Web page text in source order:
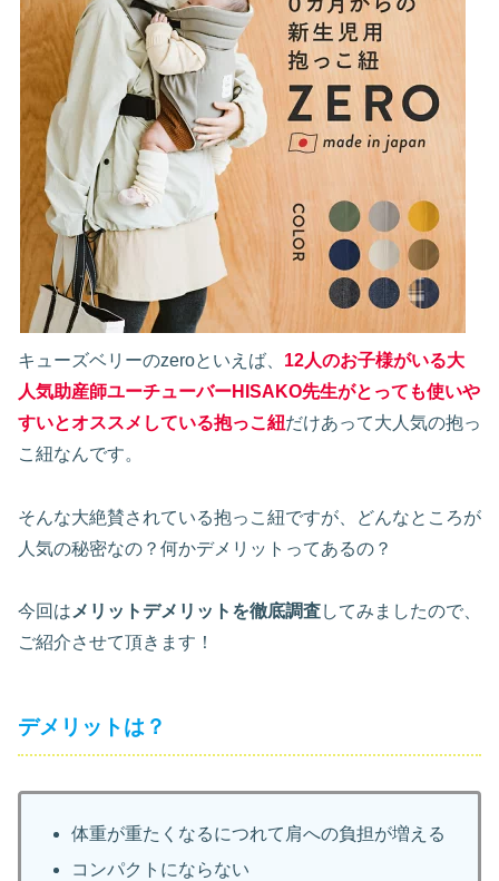
キューズベリーのzeroといえば、 12人のお子様がいる大
人気助産師ユーチューバーHISAKO先生がとっても使いや
すいとオススメしている抱っこ紐だけあって大人気の抱っ
こ紐なんです。
そんな大絶賛されている抱っこ紐ですが、どんなところが
人気の秘密なの？何かデメリットってあるの？
今回は メリットデメリットを徹底調査してみましたので、
ご紹介させて頂きます！
デメリットは？
体重が重たくなるにつれて肩への負担が増える
コンパクトにならない